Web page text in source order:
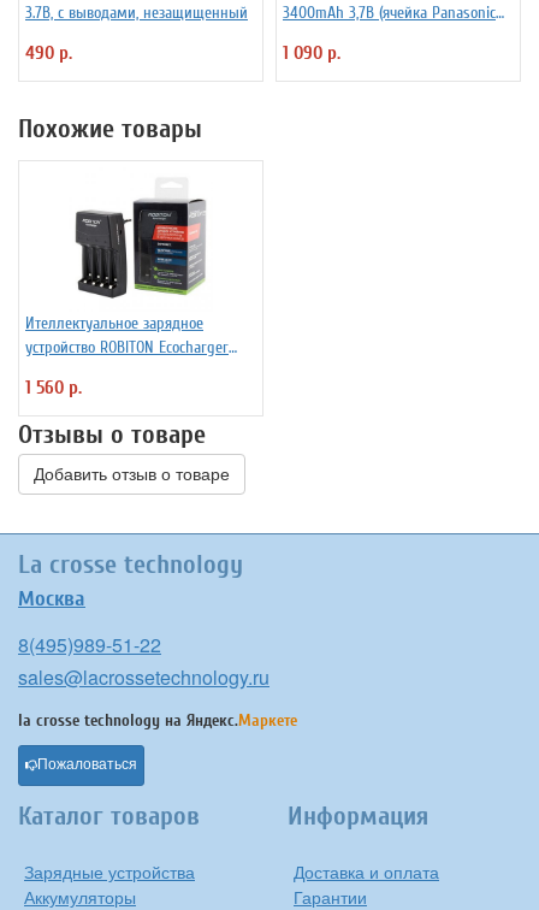
3.7В, с выводами, незащищенный
490 р.
3400mAh 3,7В (ячейка Panasonic
1 090 р.
Похожие товары
Ителлектуальное зарядное
устройство ROBITON Ecocharger
1 560 р.
Отзывы о товаре
Добавить отзыв о товаре
La crosse technology
Москва
8(495)989-51-22
sales@lacrossetechnology.ru
la crosse technology на Яндекс.Маркете
Пожаловаться
Каталог товаров
Зарядные устройства
Аккумуляторы
Информация
Доставка и оплата
Гарантии